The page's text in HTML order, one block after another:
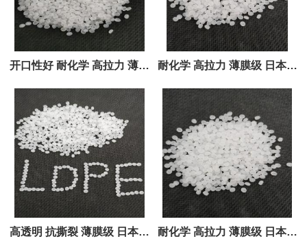
开口性好 耐化学 高拉力 薄膜
级 日本东洋LDPE 340 207R
205 175S
耐化学 高拉力 薄膜级 日本东
洋LDPE 190 193 298R 115
339
高透明 抗撕裂 薄膜级 日本东 耐化学 高拉力 薄膜级 日本东